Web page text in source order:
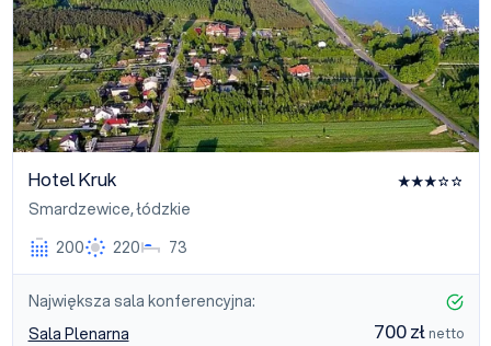
Hotel Kruk
Smardzewice,łódzkie
200
220 73
Największa sala konferencyjna:
Sala Plenarna
700 zł netto